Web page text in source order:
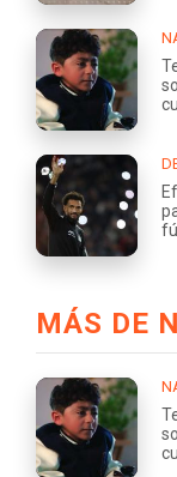
MÁS DE